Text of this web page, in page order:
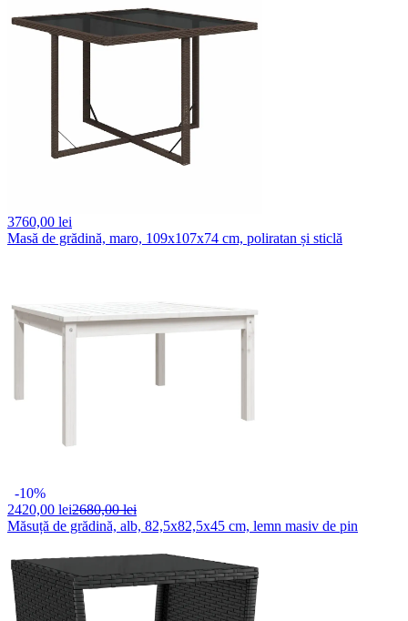
3760,00 lei
Masă de grădină, maro, 109x107x74 cm, poliratan și sticlă
-10%
2420,00 lei2680,00 lei
Măsuță de grădină, alb, 82,5x82,5x45 cm, lemn masiv de pin